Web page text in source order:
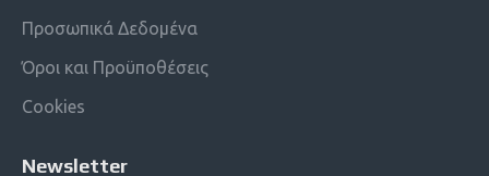
Προσωπικά Δεδομένα
Όροι και Προϋποθέσεις
Cookies
Newsletter